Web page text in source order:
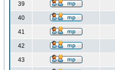
39
40
41
42
43